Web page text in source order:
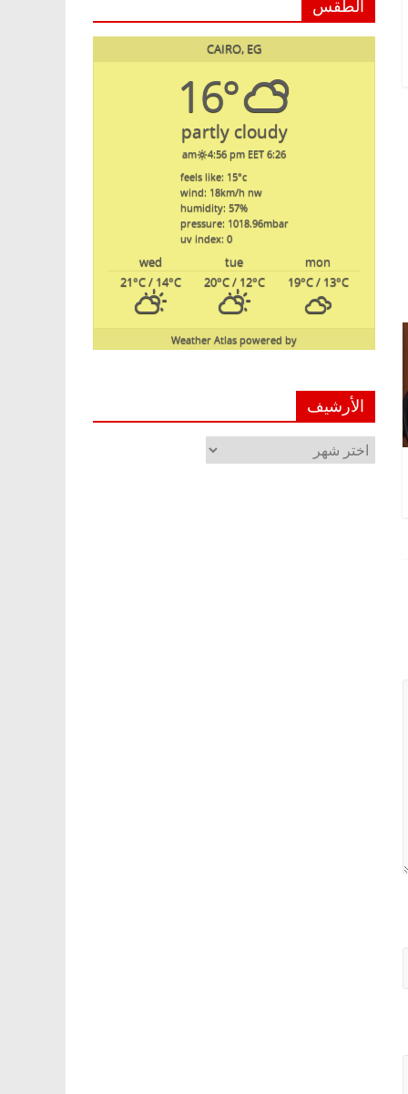
الطقس
CAIRO, EG
16°
partly cloudy
6:26 am
4:56 pm EET
feels like: 15°c
wind: 18km/h nw
humidity: 57%
pressure: 1018.96mbar
uv index: 0
mon
tue
wed
19°C/ 13°C
20°C/ 12°C
21°C/ 14°C
powered by
Weather Atlas
الأرشيف
الأرشيف